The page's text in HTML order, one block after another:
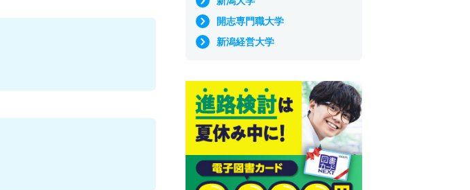
開志専門職大学
新潟経営大学